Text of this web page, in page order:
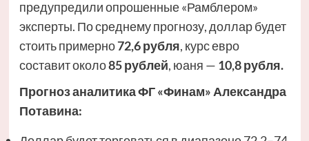
предупредили опрошенные «Рамблером»
эксперты. По среднему прогнозу, доллар будет
стоить примерно72,6 рубля, курс евро
составит около85 рублей, юаня — 10,8 рубля.
Прогноз аналитика ФГ «Финам» Александра
Потавина: